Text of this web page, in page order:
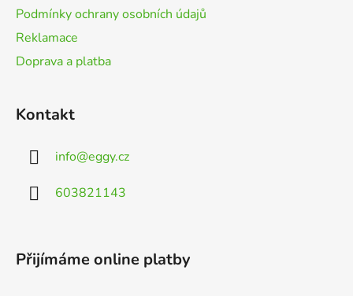
Podmínky ochrany osobních údajů
Reklamace
Doprava a platba
Kontakt
info@eggy.cz
603821143
Přijímáme online platby